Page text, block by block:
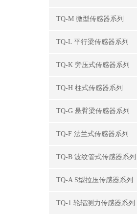
TQ-M 微型传感器系列
TQ-L 平行梁传感器系列
TQ-K 旁压式传感器系列
TQ-H 柱式传感器系列
TQ-G 悬臂梁传感器系列
TQ-F 法兰式传感器系列
TQ-B 波纹管式传感器系列
TQ-A S型拉压传感器系列
TQ-1 轮辐测力传感器系列